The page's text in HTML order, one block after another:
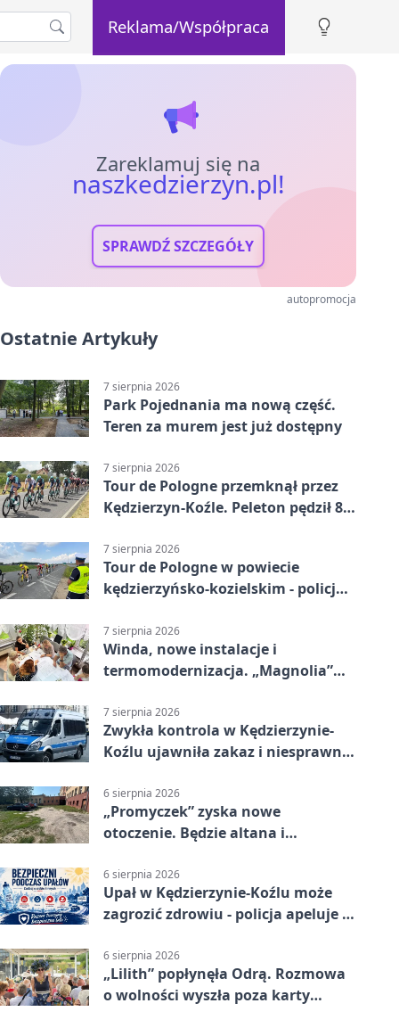
Reklama/Współpraca
Zareklamuj się na
naszkedzierzyn.pl!
SPRAWDŹ SZCZEGÓŁY
autopromocja
Ostatnie Artykuły
7 sierpnia 2026
Park Pojednania ma nową część.
Teren za murem jest już dostępny
7 sierpnia 2026
Tour de Pologne przemknął przez
Kędzierzyn-Koźle. Peleton pędził 80
7 sierpnia 2026
Tour de Pologne w powiecie
kędzierzyńsko-kozielskim - policja
7 sierpnia 2026
Winda, nowe instalacje i
termomodernizacja. „Magnolia”
7 sierpnia 2026
Zwykła kontrola w Kędzierzynie-
Koźlu ujawniła zakaz i niesprawne
6 sierpnia 2026
„Promyczek” zyska nowe
otoczenie. Będzie altana i
6 sierpnia 2026
Upał w Kędzierzynie-Koźlu może
zagrozić zdrowiu - policja apeluje o
6 sierpnia 2026
„Lilith” popłynęła Odrą. Rozmowa
o wolności wyszła poza karty